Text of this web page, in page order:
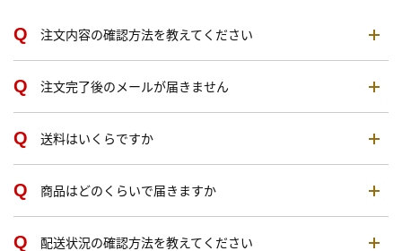
注文内容の確認方法を教えてください
注文完了後のメールが届きません
送料はいくらですか
商品はどのくらいで届きますか
配送状況の確認方法を教えてください